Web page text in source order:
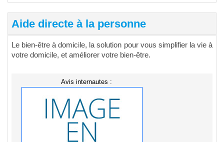
Aide directe à la personne
Le bien-être à domicile, la solution pour vous simplifier la vie à
votre domicile, et améliorer votre bien-être.
Avis internautes :